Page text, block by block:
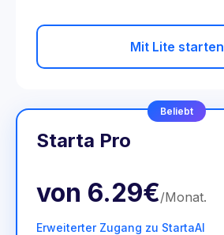
Mit Lite starten
Beliebt
Starta Pro
von 6.29€/Monat.
Erweiterter Zugang zu StartaAI